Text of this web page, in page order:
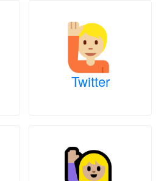
Twitter